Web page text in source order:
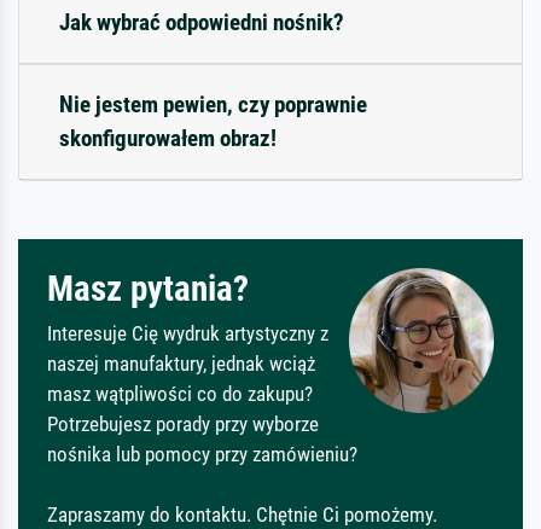
Jak wybrać odpowiedni nośnik?
Nie jestem pewien, czy poprawnie
skonfigurowałem obraz!
Masz pytania?
Interesuje Cię wydruk artystyczny z
naszej manufaktury, jednak wciąż
masz wątpliwości co do zakupu?
Potrzebujesz porady przy wyborze
nośnika lub pomocy przy zamówieniu?
Zapraszamy do kontaktu. Chętnie Ci pomożemy.